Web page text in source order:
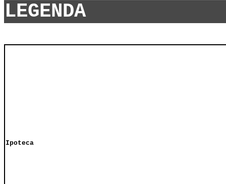
LEGENDA
Ipoteca